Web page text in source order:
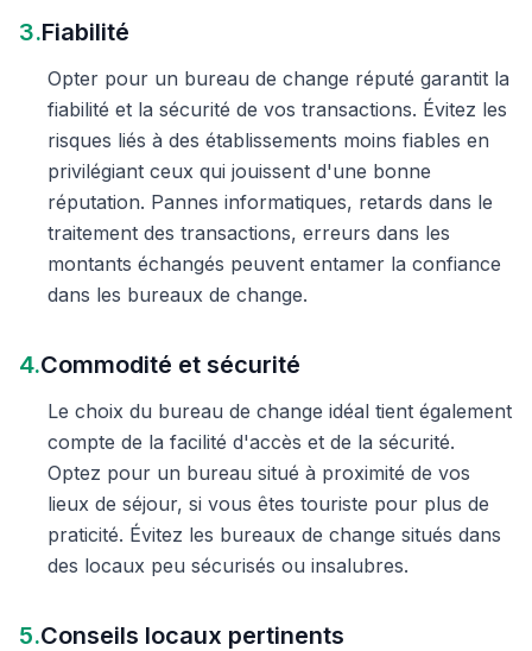
3.Fiabilité
Opter pour un bureau de change réputé garantit la
fiabilité et la sécurité de vos transactions. Évitez les
risques liés à des établissements moins fiables en
privilégiant ceux qui jouissent d'une bonne
réputation. Pannes informatiques, retards dans le
traitement des transactions, erreurs dans les
montants échangés peuvent entamer la confiance
dans les bureaux de change.
4.Commodité et sécurité
Le choix du bureau de change idéal tient également
compte de la facilité d'accès et de la sécurité.
Optez pour un bureau situé à proximité de vos
lieux de séjour, si vous êtes touriste pour plus de
praticité. Évitez les bureaux de change situés dans
des locaux peu sécurisés ou insalubres.
5.Conseils locaux pertinents